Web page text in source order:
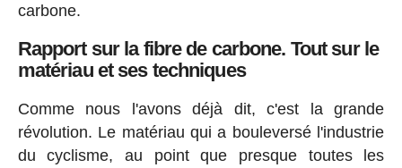
carbone.
Rapport sur la fibre de carbone. Tout sur le
matériau et ses techniques
Comme nous l'avons déjà dit, c'est la grande
révolution. Le matériau qui a bouleversé l'industrie
du cyclisme, au point que presque toutes les